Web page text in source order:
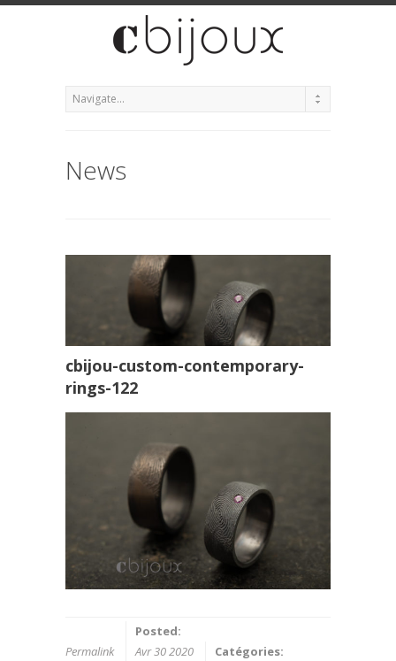
News
cbijou-custom-contemporary-
rings-122
Permalink
Posted:
Avr 30 2020
Catégories: